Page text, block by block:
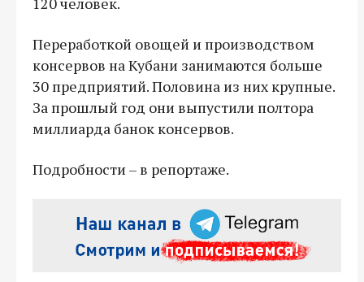
Переработкой овощей и производством
консервов на Кубани занимаются больше
30 предприятий. Половина из них крупные.
За прошлый год они выпустили полтора
миллиарда банок консервов.
Подробности – в репортаже.